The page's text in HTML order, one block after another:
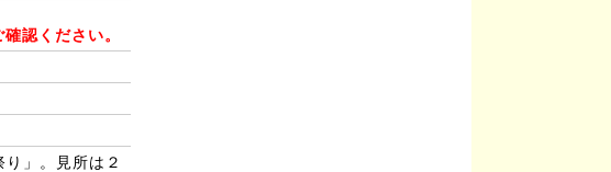
認ください。
」。見所は２